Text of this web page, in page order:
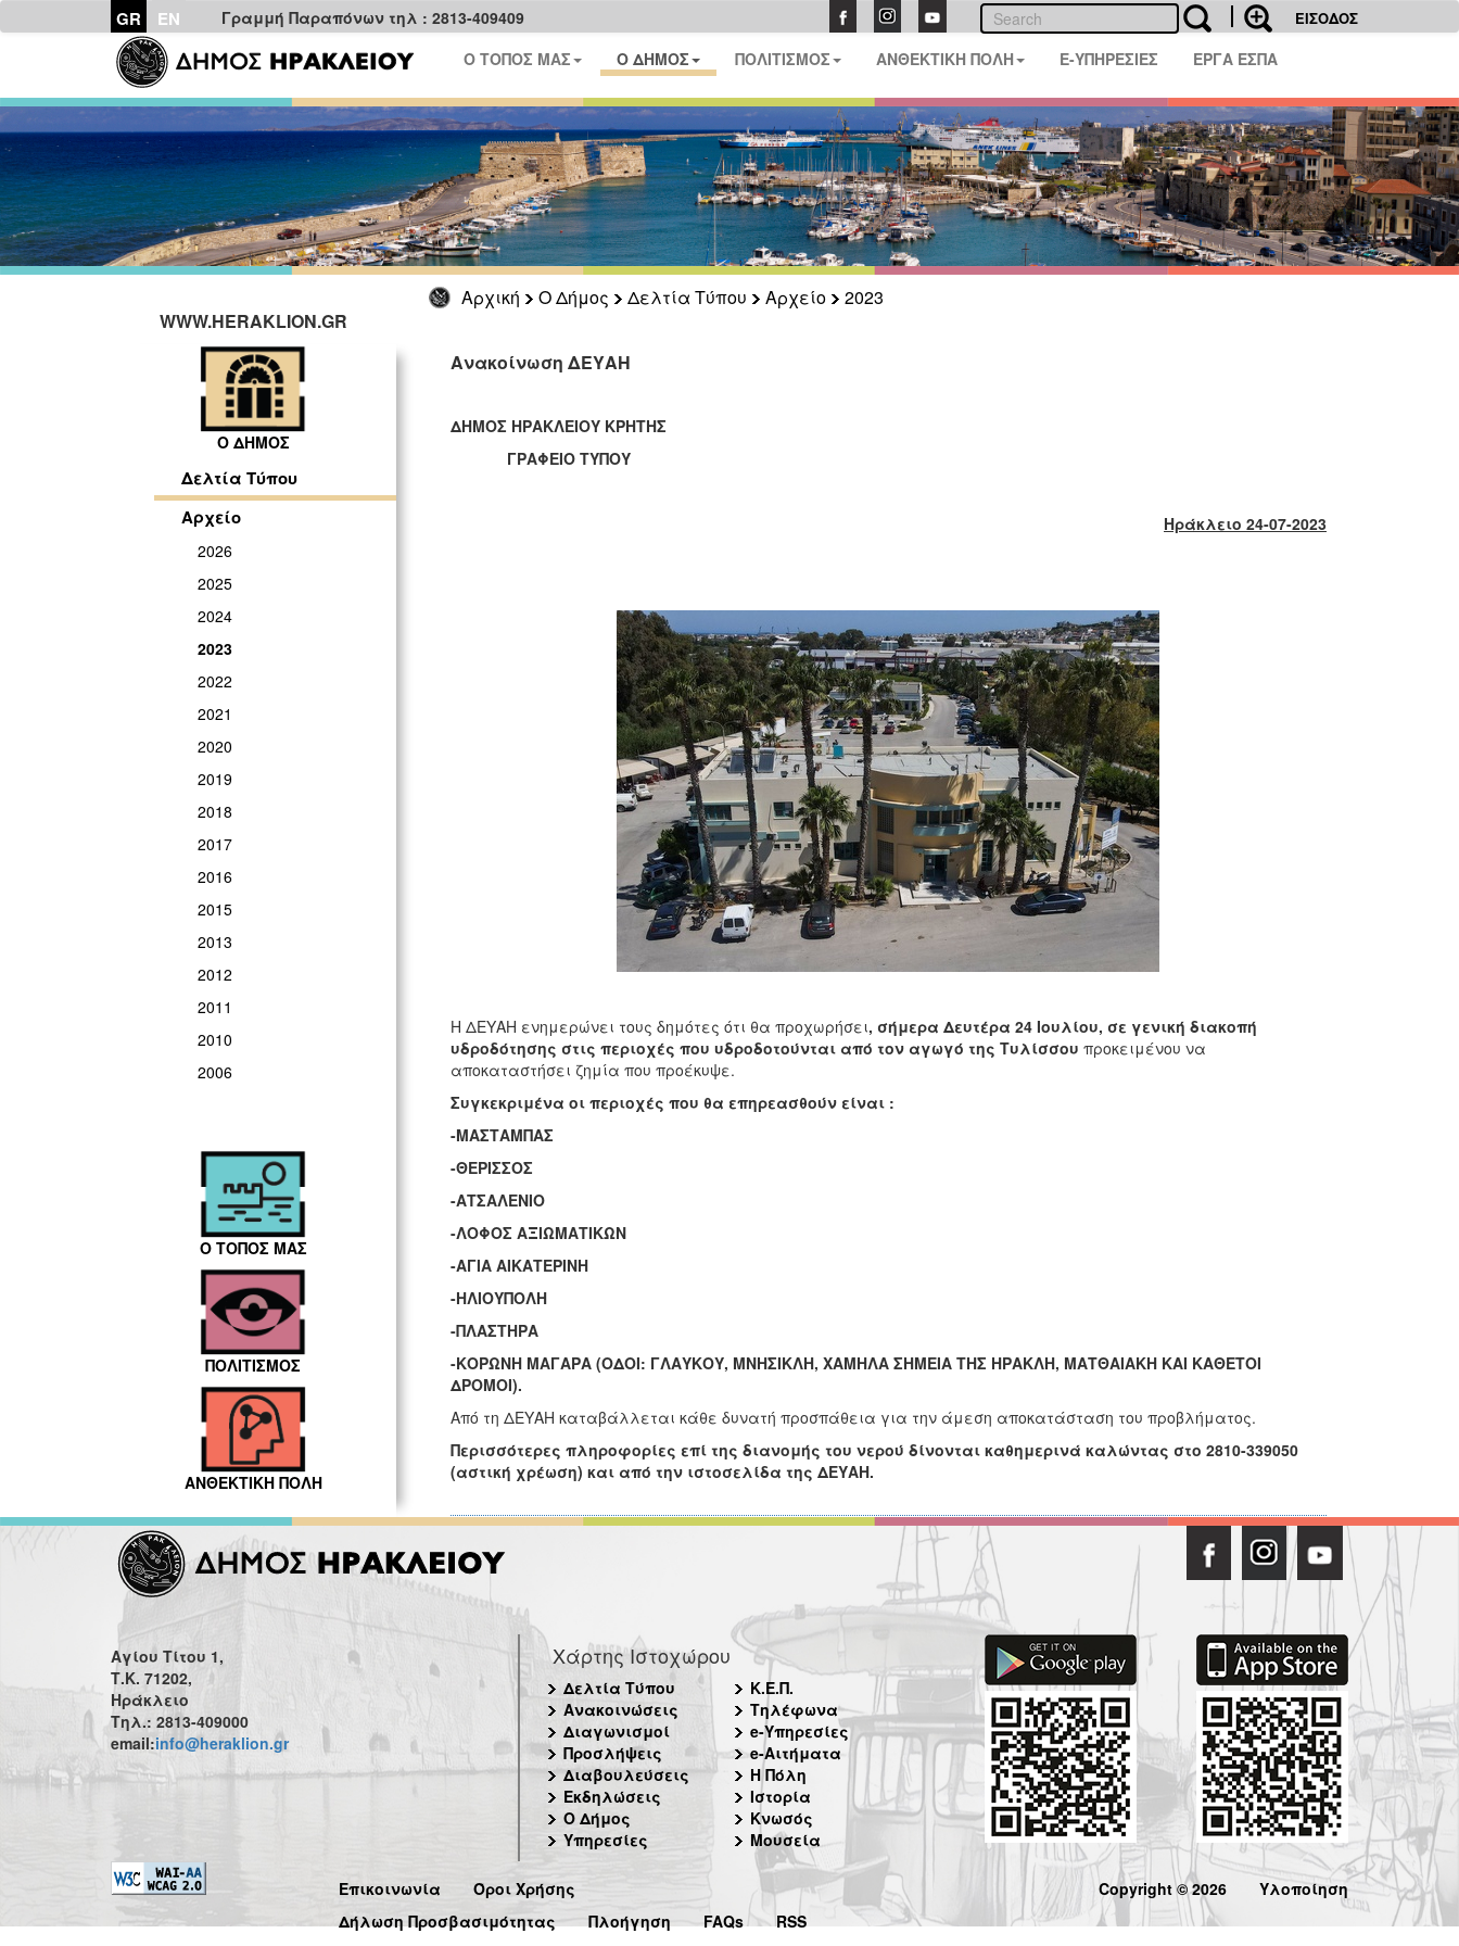
GR EN Γραμμή Παραπόνων τηλ : 2813-409409 ΕΙΣΟΔΟΣ
Ο ΤΟΠΟΣ ΜΑΣ Ο ΔΗΜΟΣ ΠΟΛΙΤΙΣΜΟΣ ΑΝΘΕΚΤΙΚΗ ΠΟΛΗ E-ΥΠΗΡΕΣΙΕΣ ΕΡΓΑ ΕΣΠΑ
Αρχική Ο Δήμος Δελτία Τύπου Αρχείο
2023
WWW.HERAKLION.GR
Ο ΔΗΜΟΣ
Δελτία Τύπου
Αρχείο
2026
2025
2024
2023
2022
2021
2020
2019
2018
2017
2016
2015
2013
2012
2011
2010
2006
Ο ΤΟΠΟΣ ΜΑΣ
ΠΟΛΙΤΙΣΜΟΣ
ΑΝΘΕΚΤΙΚΗ ΠΟΛΗ
Ανακοίνωση ΔΕΥΑΗ
ΔΗΜΟΣ ΗΡΑΚΛΕΙΟΥ ΚΡΗΤΗΣ
ΓΡΑΦΕΙΟ ΤΥΠΟΥ
Ηράκλειο 24-07-2023
Η ΔΕΥΑΗ ενημερώνει τους δημότες ότι θα προχωρήσει, σήμερα Δευτέρα 24 Ιουλίου, σε γενική διακοπή
υδροδότησης στις περιοχές που υδροδοτούνται από τον αγωγό της Τυλίσσου προκειμένου να
αποκαταστήσει ζημία που προέκυψε.
Συγκεκριμένα οι περιοχές που θα επηρεασθούν είναι :
-ΜΑΣΤΑΜΠΑΣ
-ΘΕΡΙΣΣΟΣ
-ΑΤΣΑΛΕΝΙΟ
-ΛΟΦΟΣ ΑΞΙΩΜΑΤΙΚΩΝ
-ΑΓΙΑ ΑΙΚΑΤΕΡΙΝΗ
-ΗΛΙΟΥΠΟΛΗ
-ΠΛΑΣΤΗΡΑ
-ΚΟΡΩΝΗ ΜΑΓΑΡΑ (ΟΔΟΙ: ΓΛΑΥΚΟΥ, ΜΝΗΣΙΚΛΗ, ΧΑΜΗΛΑ ΣΗΜΕΙΑ ΤΗΣ ΗΡΑΚΛΗ, ΜΑΤΘΑΙΑΚΗ ΚΑΙ ΚΑΘΕΤΟΙ
ΔΡΟΜΟΙ).
Από τη ΔΕΥΑΗ καταβάλλεται κάθε δυνατή προσπάθεια για την άμεση αποκατάσταση του προβλήματος.
Περισσότερες πληροφορίες επί της διανομής του νερού δίνονται καθημερινά καλώντας στο 2810-339050
(αστική χρέωση) και από την ιστοσελίδα της ΔΕΥΑΗ.
Αγίου Τίτου 1,
Τ.Κ. 71202,
Ηράκλειο
Τηλ.: 2813-409000
email:info@heraklion.gr
Χάρτης Ιστοχώρου
Δελτία Τύπου
Ανακοινώσεις
Διαγωνισμοί
Προσλήψεις
Διαβουλεύσεις
Εκδηλώσεις
Ο Δήμος
Υπηρεσίες
Κ.Ε.Π.
Τηλέφωνα
e-Υπηρεσίες
e-Αιτήματα
Η Πόλη
Ιστορία
Κνωσός
Μουσεία
Επικοινωνία
Όροι Χρήσης
Δήλωση Προσβασιμότητας
Πλοήγηση FAQs RSS
Copyright © 2026 Υλοποίηση